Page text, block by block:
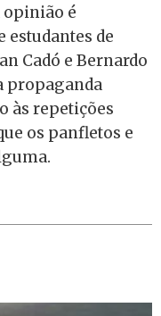
opinião é
de
Cadó e Bernardo
propaganda
às repetições
os panfletos e